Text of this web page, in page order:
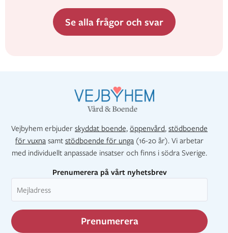
Se alla frågor och svar
Vejbyhem erbjuder skyddat boende, öppenvård, stödboende
för vuxna samt stödboende för unga (16-20 år). Vi arbetar
med individuellt anpassade insatser och finns i södra Sverige.
Prenumerera på vårt nyhetsbrev
Prenumerera